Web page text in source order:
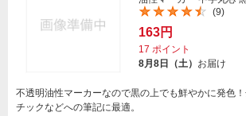
(9)
163円
17 ポイント
8月8日（土） お届け
不透明油性マーカーなので黒の上でも鮮やかに発色
チックなどへの筆記に最適。